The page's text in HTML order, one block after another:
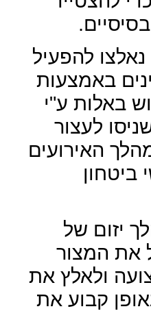
להפעיל
באמצעות
באלות ע"י
לעצור
האירועים
אנשי ביטחון
יזום של
את המצור
ולאלץ את
קבוע את